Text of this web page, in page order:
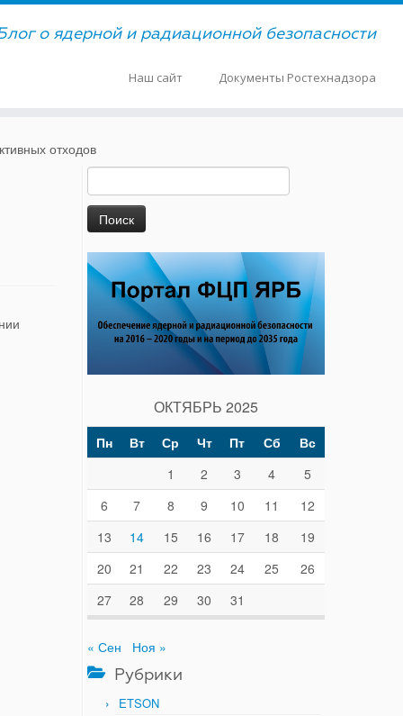
о ядерной и радиационной безопасности
Наш сайт Документы Ростехнадзора
отходов
ОКТЯБРЬ 2025
Пн Вт Ср Чт Пт Сб
Вс
1
2 3 4
5
6
7 8 9 10 11
12
13
14 15 16 17 18
19
20
21 22 23 24 25
26
27
28 29 30 31
« Сен Ноя »
Рубрики
ETSON